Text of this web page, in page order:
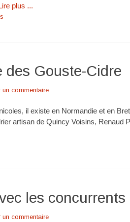
plus ...
des Gouste-Cidre
un commentaire
il existe en Normandie et en
artisan de Quincy Voisins, Renaud
les concurrents
un commentaire